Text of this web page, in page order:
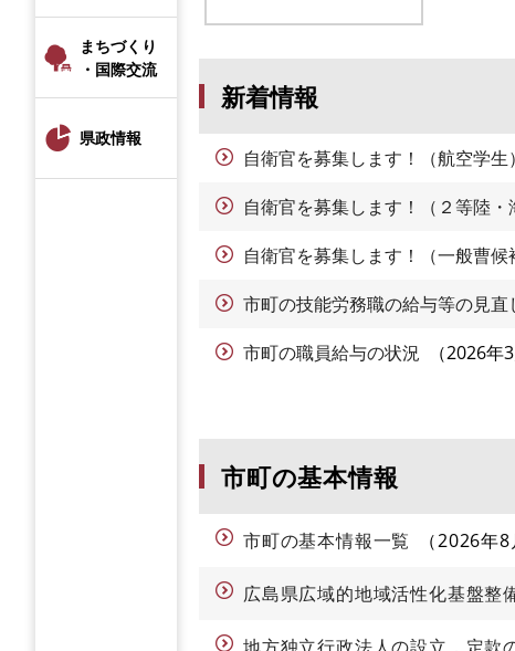
まちづくり
・国際交流
県政情報
新着情報
自衛官を募集します！（航空学生）
自衛官を募集します！（２等陸・
自衛官を募集します！（一般曹候
市町の技能労務職の給与等の見
市町の職員給与の状況
2026年
市町の基本情報
市町の基本情報一覧 2026年8
広島県広域的地域活性化基盤整